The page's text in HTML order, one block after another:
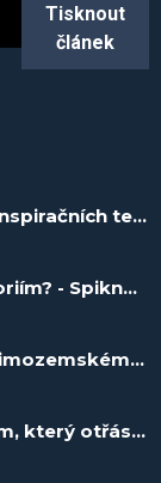
Tisknout
článek
Žijeme ve zlatém věku konspiračních teorií? - Spiknutí #25
Kdo věří konspiračním teoriím? - Spiknutí #16
Bob Lazar: Pracoval na mimozemském talíři? - Spiknutí #100
JFK: Kdo stál za atentátem, který otřásl světem? - Spiknutí #58